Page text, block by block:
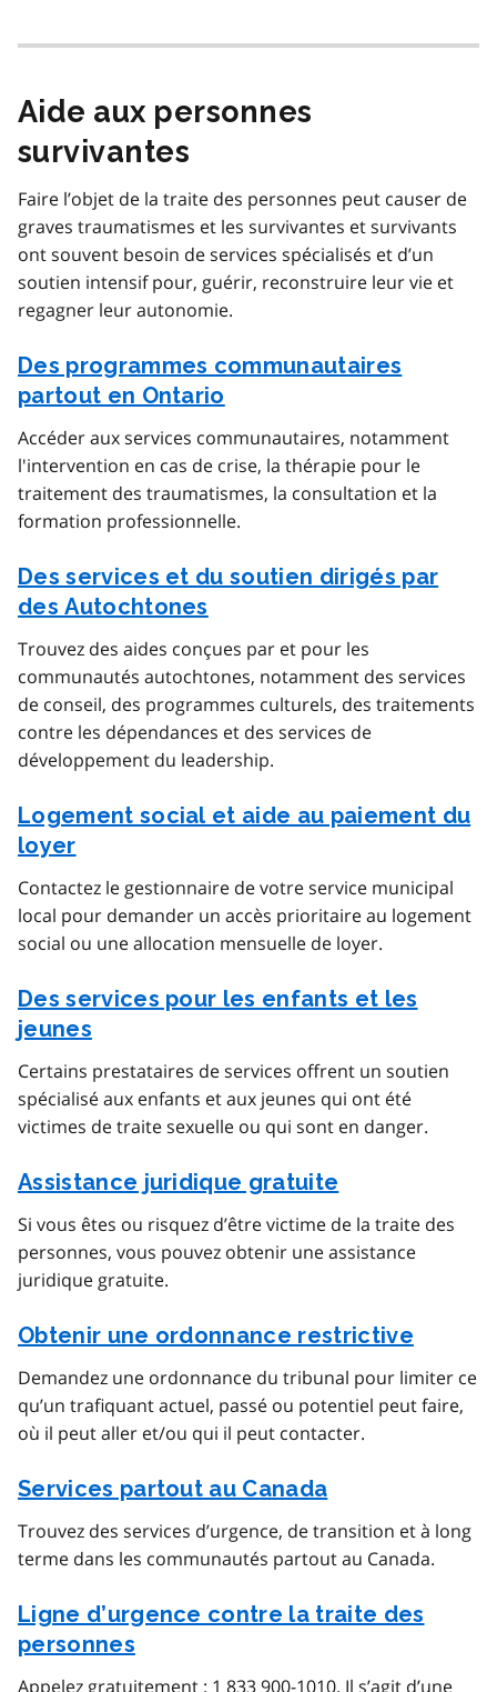
Aide aux personnes
survivantes
Faire l’objet de la traite des personnes peut causer de
graves traumatismes et les survivantes et survivants
ont souvent besoin de services spécialisés et d’un
soutien intensif pour, guérir, reconstruire leur vie et
regagner leur autonomie.
Des programmes communautaires
partout en Ontario
Accéder aux services communautaires, notamment
l'intervention en cas de crise, la thérapie pour le
traitement des traumatismes, la consultation et la
formation professionnelle.
Des services et du soutien dirigés par
des Autochtones
Trouvez des aides conçues par et pour les
communautés autochtones, notamment des services
de conseil, des programmes culturels, des traitements
contre les dépendances et des services de
développement du leadership.
Logement social et aide au paiement du
loyer
Contactez le gestionnaire de votre service municipal
local pour demander un accès prioritaire au logement
social ou une allocation mensuelle de loyer.
Des services pour les enfants et les
jeunes
Certains prestataires de services offrent un soutien
spécialisé aux enfants et aux jeunes qui ont été
victimes de traite sexuelle ou qui sont en danger.
Assistance juridique gratuite
Si vous êtes ou risquez d’être victime de la traite des
personnes, vous pouvez obtenir une assistance
juridique gratuite.
Obtenir une ordonnance restrictive
Demandez une ordonnance du tribunal pour limiter ce
qu’un trafiquant actuel, passé ou potentiel peut faire,
où il peut aller et/ou qui il peut contacter.
Services partout au Canada
Trouvez des services d’urgence, de transition et à long
terme dans les communautés partout au Canada.
Ligne d’urgence contre la traite des
personnes
Appelez gratuitement : 1 833 900-1010. Il s’agit d’une